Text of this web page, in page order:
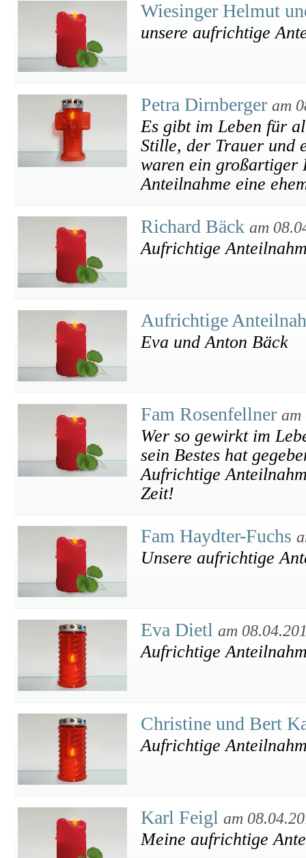
Wiesinger Helmut
unsere aufrichtige
Petra Dirnberger am
Es gibt im Leben für
Stille, der Trauer und
waren ein
Anteilnahme eine
Richard Bäck am
Aufrichtige
Aufrichtige
Eva und Anton Bäck
Fam Rosenfellner am
Wer so gewirkt im
sein Bestes hat
Aufrichtige
Zeit!
Fam Haydter-Fuchs
Unsere aufrichtige
Eva Dietl am
Aufrichtige
Christine und Bert
Aufrichtige
Karl Feigl am
Meine aufrichtige